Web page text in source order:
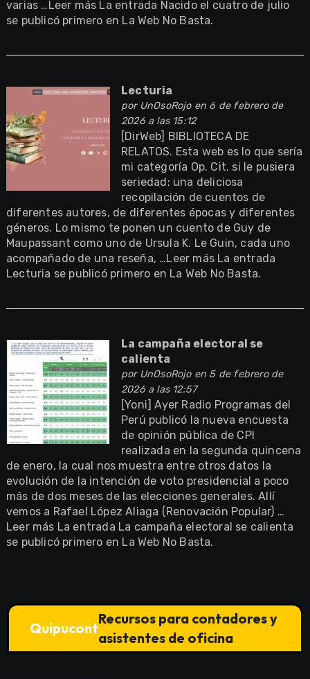
varias …Leer más La entrada Nacido el cuatro de julio
se publicó primero en La Web No Basta.
Lecturia
por UnOsoRojoen 6 de febrero de
2026 a las 15:12
[DirWeb] BIBLIOTECA DE
RELATOS. Esta web es lo que sería
mi categoría Op. Cit. si le pusiera
seriedad: una deliciosa
recopilación de cuentos de
diferentes autores, de diferentes épocas y diferentes
géneros. Lo mismo te ponen un cuento de Guy de
Maupassant como uno de Ursula K. Le Guin, cada uno
acompañado de una reseña, …Leer más La entrada
Lecturia se publicó primero en La Web No Basta.
La campaña electoral se
calienta
por UnOsoRojoen 5 de febrero de
2026 a las 12:57
[Yoni] Ayer Radio Programas del
Perú publicó la nueva encuesta
de opinión pública de CPI
realizada en la segunda quincena
de enero, la cual nos muestra entre otros datos la
evolución de la intención de voto presidencial a poco
más de dos meses de las elecciones generales. Allí
vemos a Rafael López Aliaga (Renovación Popular) …
Leer más La entrada La campaña electoral se calienta
se publicó primero en La Web No Basta.
Quipucont
Recursos para contadores y
asistentes de oficina